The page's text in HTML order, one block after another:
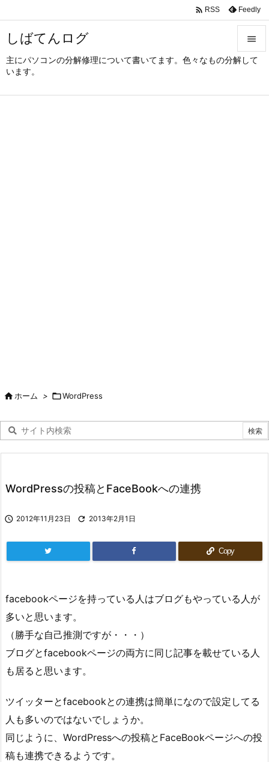
しばてんログ
主にパソコンの分解修理について書いてます。色々なもの分解して
います。



 RSS Feedly
ホーム > WordPress
WordPressの投稿とFaceBookへの連携
 2012年11月23日  2013年2月1日
Copy
facebookページを持っている人はブログもやっている人が
多いと思います。
（勝手な自己推測ですが・・・）
ブログとfacebookページの両方に同じ記事を載せている人
も居ると思います。
ツイッターとfacebookとの連携は簡単になので設定してる
人も多いのではないでしょうか。
同じように、WordPressへの投稿とFaceBookページへの投
稿も連携できるようです。